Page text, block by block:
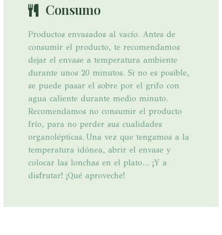
Consumo
Productos envasados al vacío. Antes de
consumir el producto, te recomendamos
dejar el envase a temperatura ambiente
durante unos 20 minutos. Si no es posible,
se puede pasar el sobre por el grifo con
agua caliente durante medio minuto.
Recomendamos no consumir el producto
frío, para no perder sus cualidades
organolépticas. Una vez que tengamos a la
temperatura idónea, abrir el envase y
colocar las lonchas en el plato… ¡Y a
disfrutar! ¡Qué aproveche!